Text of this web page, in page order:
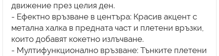
движение през целия ден.
- Ефектно връзване в центъра: Красив акцент с
метална халка в предната част и плетени връзки,
които добавят кокетно излъчване.
- Мултифункционално връзване: Тънките плетени